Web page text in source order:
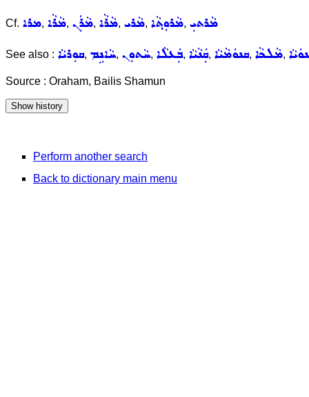
Cf. ܡܪܐ, ܡܵܪܵܐ, ܡܵܪܲܢ, ܡܵܪܵܐ, ܡܵܪܝ, ܡܵܪܘܼܬ݂ܵܐ, ܡܵܪܬܝܼ
See also : ܩܘܼܪܝܵܐ, ܚܵܐܢܹܡ, ܚܵܬܘܼܢ, ܒܲܥܠܵܐ, ܩܲܢܵܝܵܐ, ܩܢܘܿܡܵܝܵܐ, ܡܵܠܟܵܐ,
Source : Oraham, Bailis Shamun
Perform another search
Back to dictionary main menu